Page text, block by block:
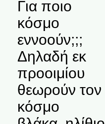
Για ποιο
κόσμο
εννοούν;;;
Δηλαδή εκ
προοιμίου
θεωρούν τον
κόσμο